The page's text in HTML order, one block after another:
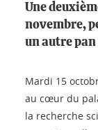
Une
novembre,
un autre pan
Mardi 15
au cœur du
la recherche